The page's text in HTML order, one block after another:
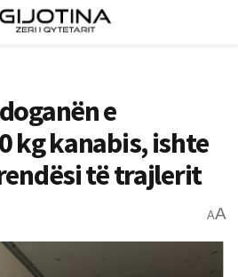
e
kg kanabis, ishte
të trajlerit
AA